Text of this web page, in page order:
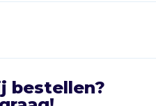
bestellen?